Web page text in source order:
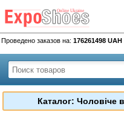
Проведено заказов на: 176261498 UAH
Каталог: Чоловіче